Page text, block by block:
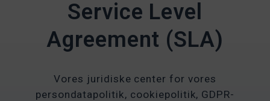
Service Level
Agreement (SLA)
Vores juridiske center for vores
persondatapolitik, cookiepolitik, GDPR-